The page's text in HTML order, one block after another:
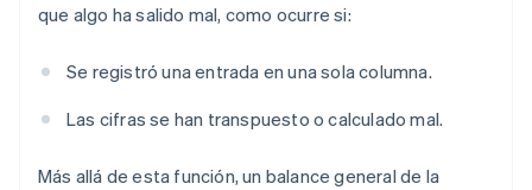
que algo ha salido mal, como ocurre si:
Se registró una entrada en una sola columna.
Las cifras se han transpuesto o calculado mal.
Más allá de esta función, un balance general de la